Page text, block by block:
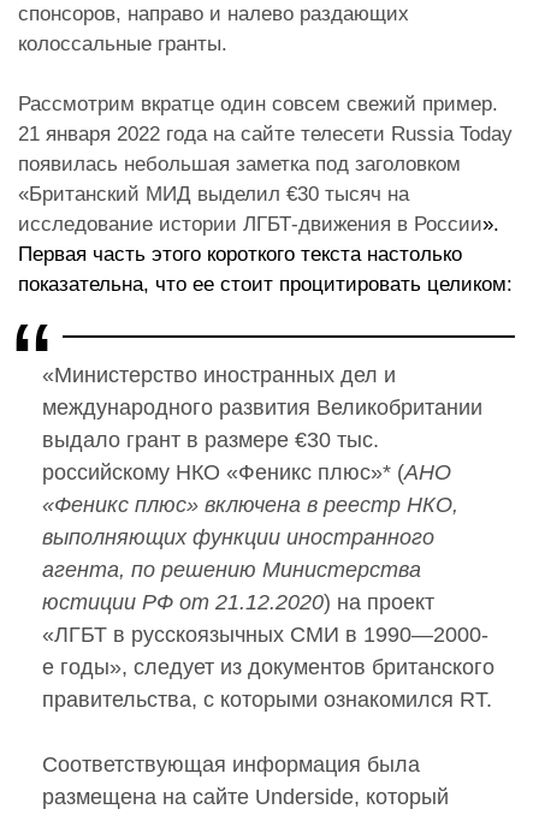
спонсоров, направо и налево раздающих
колоссальные гранты.
Рассмотрим вкратце один совсем свежий пример.
21 января 2022 года на сайте телесети Russia Today
появилась небольшая заметка под заголовком
«Британский МИД выделил €30 тысяч на
исследование истории ЛГБТ-движения в России».
Первая часть этого короткого текста настолько
показательна, что ее стоит процитировать целиком:
«Министерство иностранных дел и
международного развития Великобритании
выдало грант в размере €30 тыс.
российскому НКО «Феникс плюс»* (АНО
«Феникс плюс» включена в реестр НКО,
выполняющих функции иностранного
агента, по решению Министерства
юстиции РФ от 21.12.2020) на проект
«ЛГБТ в русскоязычных СМИ в 1990—2000-
е годы», следует из документов британского
правительства, с которыми ознакомился RT.
Соответствующая информация была
размещена на сайте Underside, который